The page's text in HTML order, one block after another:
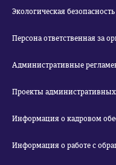
Экологическая безопасность
Персона ответственная за
Административные
Проекты административных
Информация о кадровом
Информация о работе с